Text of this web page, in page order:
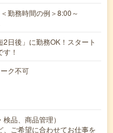
勤務時間の例＞8:00～
後」に勤務OK！スタート
！
ク不可
品、商品管理）
ご希望に合わせてお仕事を